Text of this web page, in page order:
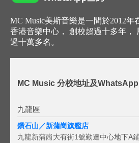
MC Music美斯音樂是一間於2012年
香港音樂中心， 創校超過十多年，
過十萬多名。
MC Music 分校地址及
九龍區
鑽石山／新蒲崗旗艦店
九龍新蒲崗大有街1號勤達中心地下A